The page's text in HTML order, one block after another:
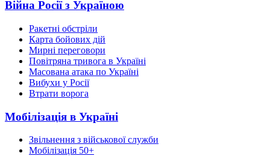
Війна Росії з Україною
Ракетні обстріли
Карта бойових дій
Мирні переговори
Повітряна тривога в Україні
Масована атака по Україні
Вибухи у Росії
Втрати ворога
Мобілізація в Україні
Звільнення з військової служби
Мобілізація 50+